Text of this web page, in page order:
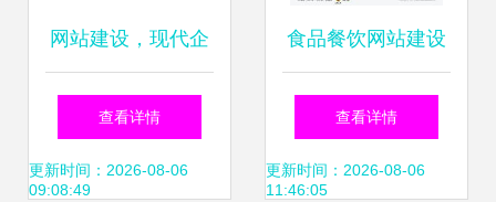
网站建设，现代企
业品牌的数字化转
型基石——必读干
查看详情
更新时间：2026-08-06
09:08:49
食品餐饮网站建设
案例 海淘科技助力
品牌数字化转型
查看详情
更新时间：2026-08-06
11:46:05